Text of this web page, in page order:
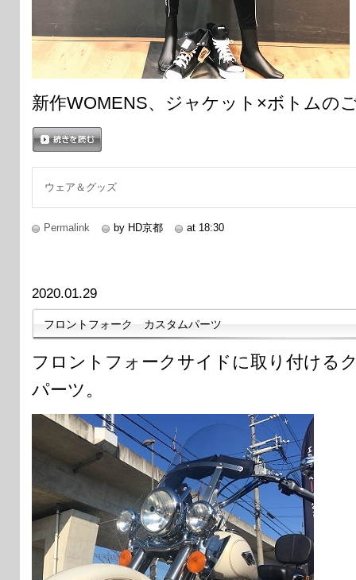
新作WOMENS、ジャケット×ボトムの
ウェア＆グッズ
Permalink by HD京都 at 18:30
2020.01.29
フロントフォーク カスタムパーツ
フロントフォークサイドに取り付ける
パーツ。